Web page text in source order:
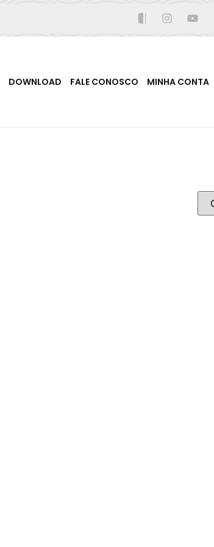
DOWNLOAD FALE CONOSCO MINHA CONTA